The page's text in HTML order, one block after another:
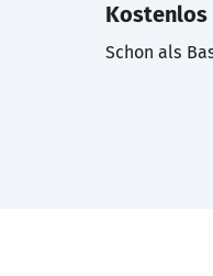
Schon als